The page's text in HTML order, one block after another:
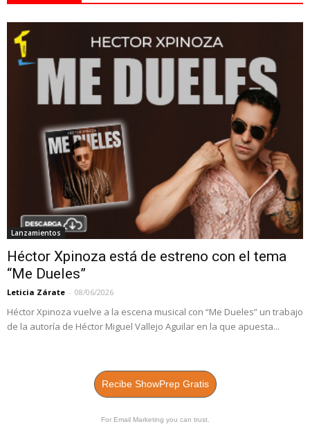
Lanzamientos
Héctor Xpinoza está de estreno con el tema
“Me Dueles”
Leticia Zárate - 08/06/2026
Héctor Xpinoza vuelve a la escena musical con “Me Dueles” un trabajo
de la autoría de Héctor Miguel Vallejo Aguilar en la que apuesta...
Recibe ShowPrep Gratis
For Email Marketing you can trust.